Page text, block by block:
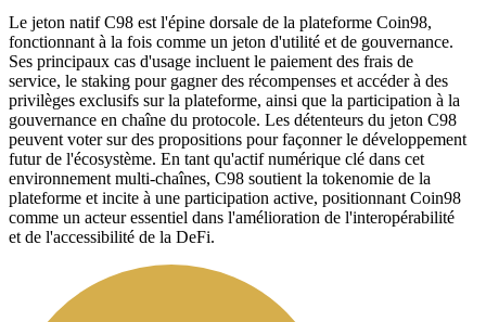
Le jeton natif C98 est l'épine dorsale de la plateforme Coin98,
fonctionnant à la fois comme un jeton d'utilité et de gouvernance.
Ses principaux cas d'usage incluent le paiement des frais de
service, le staking pour gagner des récompenses et accéder à des
privilèges exclusifs sur la plateforme, ainsi que la participation à la
gouvernance en chaîne du protocole. Les détenteurs du jeton C98
peuvent voter sur des propositions pour façonner le développement
futur de l'écosystème. En tant qu'actif numérique clé dans cet
environnement multi-chaînes, C98 soutient la tokenomie de la
plateforme et incite à une participation active, positionnant Coin98
comme un acteur essentiel dans l'amélioration de l'interopérabilité
et de l'accessibilité de la DeFi.